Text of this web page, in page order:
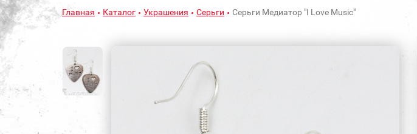
Главная Каталог Украшения Серьги Серьги Медиатор "I Love Music"